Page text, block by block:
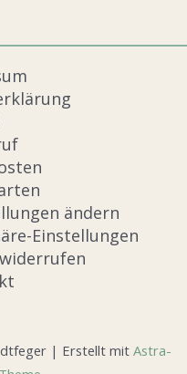
ändern
Einstellungen
| Erstellt mit Astra-